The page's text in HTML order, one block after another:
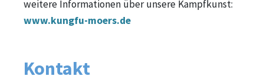
weitere Informationen über unsere Kampfkunst:
www.kungfu-moers.de
Kontakt